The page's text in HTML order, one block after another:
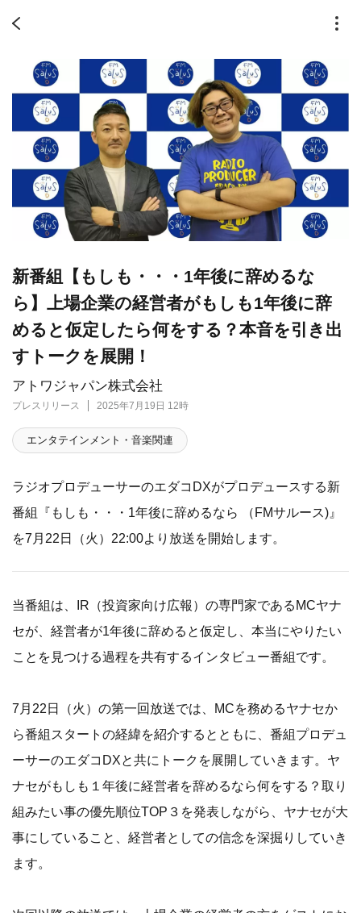
アトワジャパン株式会社
プレスリリース 2025年7月19日 12時
新番組【もしも・・・1年後に辞めるな
ら】上場企業の経営者がもしも1年後に辞
めると仮定したら何をする？本音を引き出
すトークを展開！
エンタテインメント・音楽関連
ラジオプロデューサーのエダコDXがプロデュースする新
番組『もしも・・・1年後に辞めるなら （FMサルース)』
を7月22日（火）22:00より放送を開始します。
当番組は、IR（投資家向け広報）の専門家であるMCヤナ
セが、経営者が1年後に辞めると仮定し、本当にやりたい
ことを見つける過程を共有するインタビュー番組です。
7月22日（火）の第一回放送では、MCを務めるヤナセか
ら番組スタートの経緯を紹介するとともに、番組プロデュ
ーサーのエダコDXと共にトークを展開していきます。ヤ
ナセがもしも１年後に経営者を辞めるなら何をする？取り
組みたい事の優先順位TOP３を発表しながら、ヤナセが大
事にしていること、経営者としての信念を深掘りしていき
ます。